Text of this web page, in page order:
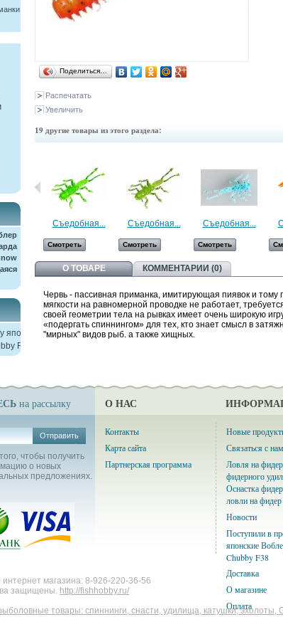
японские
F38
Поделиться…
Распечатать
Увеличить
19 другие товары из этого раздела:
Съедобная...
Смотреть
Съедобная...
Смотреть
Съедобная...
Смотреть
О ТОВАРЕ КОММЕНТАРИИ (0)
Червь - пассивная приманка, имитирующая пиявок и тому
мягкости на равномерной проводке не работает,
своей геометрии тела на рывках имеет очень широкую
«подергать спиннингом» для тех, кто знает смысл в
"мирных" видов рыб. а также хищных.
на рассылку
Отправить
чтобы получить
о новых
предложениях.
О НАС
Контакты
Карта сайта
Партнерская программа
Новые
Связаться с
Ловля на
фидерного
Оснастка
ловли на фидер
Новости
Поступили в
японские
Chubby F38
Доставка
О магазине
Оплата
магазина: 8-926-220-36-56
защищены. http://fishhobby.ru/